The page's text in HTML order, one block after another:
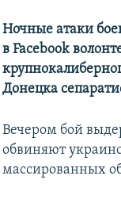
Ночные атаки
в Facebook
Донецка
Вечером бой
обвиняют
массированных